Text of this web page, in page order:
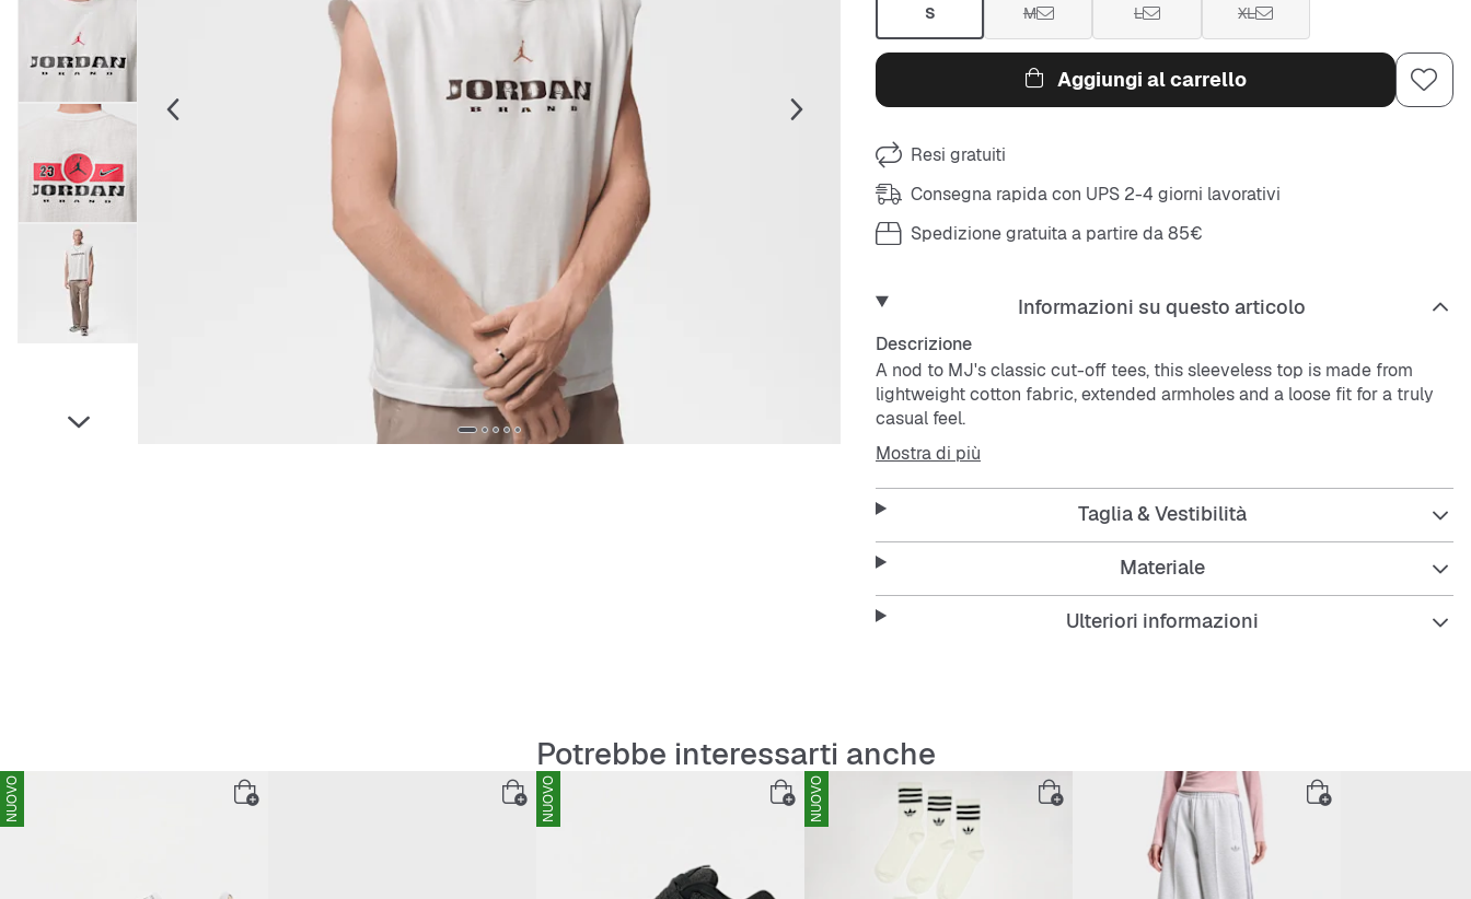
S M L XL
Aggiungi al carrello
Resi gratuiti
Consegna rapida con UPS 2-4 giorni lavorativi
Spedizione gratuita a partire da 85€
Informazioni su questo articolo
Descrizione
A nod to MJ's classic cut-off tees, this sleeveless top is made from
lightweight cotton fabric, extended armholes and a loose fit for a truly
casual feel.
Mostra di più
Taglia & Vestibilità
Materiale
Ulteriori informazioni
Potrebbe interessarti anche
NUOVO NUOVO NUOVO